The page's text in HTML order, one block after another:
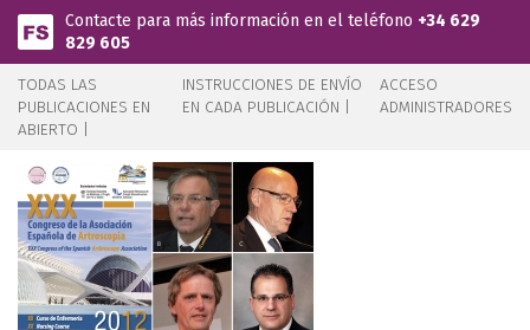
Pasar al contenido principal
Contacte para más información en el teléfono +34 629
829 605
TODAS LAS
PUBLICACIONES EN
ABIERTO |
INSTRUCCIONES DE ENVÍO
EN CADA PUBLICACIÓN |
ACCESO
ADMINISTRADORES